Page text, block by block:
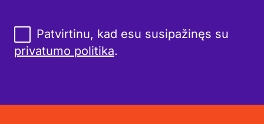
Patvirtinu, kad esu susipažinęs su
privatumo politika.